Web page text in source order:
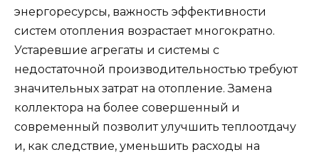
энергоресурсы, важность эффективности
систем отопления возрастает многократно.
Устаревшие агрегаты и системы с
недостаточной производительностью требуют
значительных затрат на отопление. Замена
коллектора на более совершенный и
современный позволит улучшить теплоотдачу
и, как следствие, уменьшить расходы на